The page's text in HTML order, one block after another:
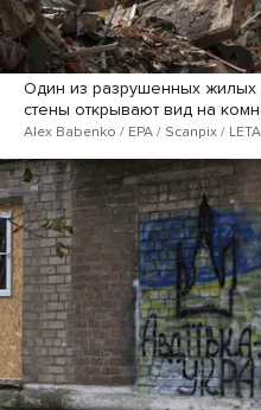
Один из разрушенных
стены открывают вид на
Alex Babenko / EPA / Scanpix / LETA